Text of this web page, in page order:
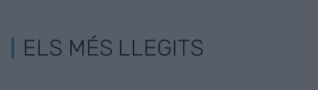
ELS MÉS LLEGITS